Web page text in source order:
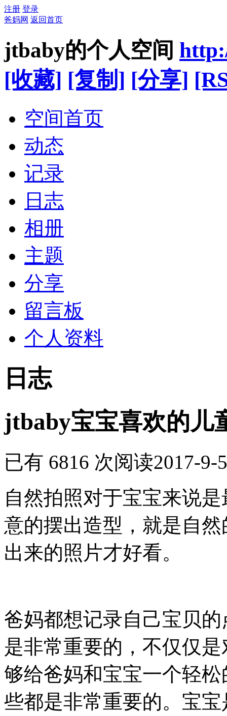
注册 登录
爸妈网 返回首页
jtbaby的个人空间
[收藏] [复制] [分享]
空间首页
动态
记录
日志
相册
主题
分享
留言板
个人资料
日志
jtbaby宝宝喜欢的儿
已有 6816 次阅读2017-9-
自然拍照对于宝宝来说
意的摆出造型，就是自
出来的照片才好看。
爸妈都想记录自己宝贝
是非常重要的，不仅仅
够给爸妈和宝宝一个轻
些都是非常重要的。宝